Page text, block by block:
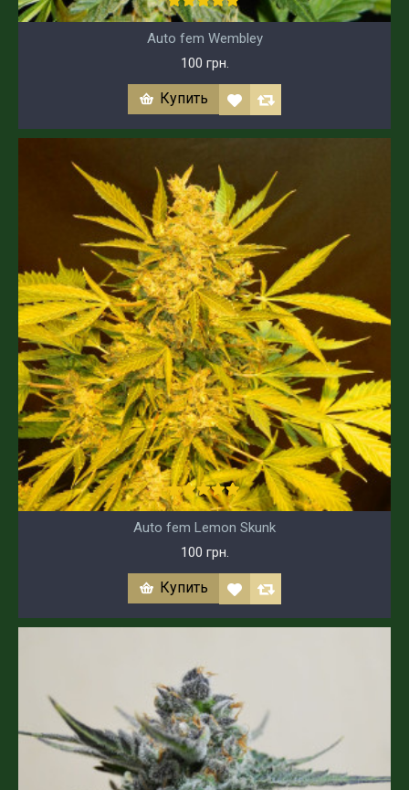
Auto fem Wembley
100 грн.
Купить
Auto fem Lemon Skunk
100 грн.
Купить